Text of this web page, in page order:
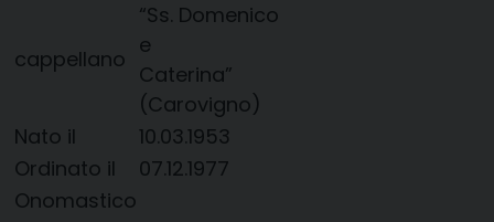
cappellano
“Ss. Domenico
e
Caterina”
(Carovigno)
Nato il
10.03.1953
Ordinato il
07.12.1977
Onomastico